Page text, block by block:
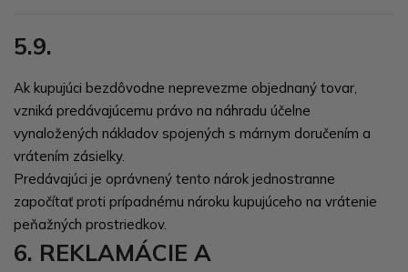
5.9.
Ak kupujúci bezdôvodne neprevezme objednaný tovar,
vzniká predávajúcemu právo na náhradu účelne
vynaložených nákladov spojených s márnym doručením a
vrátením zásielky.
Predávajúci je oprávnený tento nárok jednostranne
započítať proti prípadnému nároku kupujúceho na vrátenie
peňažných prostriedkov.
6. REKLAMÁCIE A